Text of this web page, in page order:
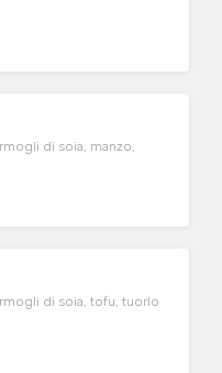
di soia, manzo,
di soia, tofu, tuorlo